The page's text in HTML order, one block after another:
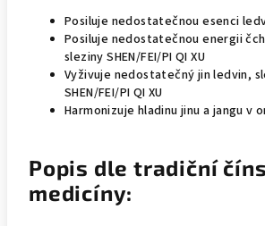
Posiluje nedostatečnou esenci
Posiluje nedostatečnou energii
sleziny SHEN/FEI/PI QI XU
Vyživuje nedostatečný jin ledvin,
SHEN/FEI/PI QI XU
Harmonizuje hladinu jinu a jangu v
Popis dle tradiční
medicíny: